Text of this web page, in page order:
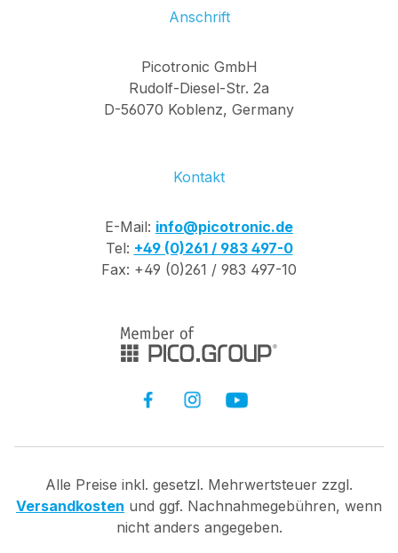
Anschrift
Picotronic GmbH
Rudolf-Diesel-Str. 2a
D-56070 Koblenz, Germany
Kontakt
E-Mail: info@picotronic.de
Tel: +49 (0)261 / 983 497-0
Fax: +49 (0)261 / 983 497-10
Alle Preise inkl. gesetzl. Mehrwertsteuer zzgl.
Versandkosten und ggf. Nachnahmegebühren, wenn
nicht anders angegeben.